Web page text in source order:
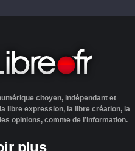
citoyen, indépendant et
libre expression, la libre création, la
opinions, comme de l’information.
plus